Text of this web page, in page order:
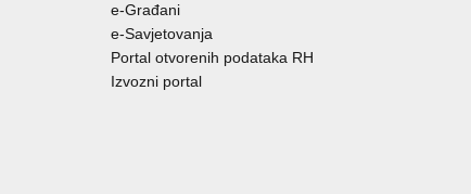
e-Građani
e-Savjetovanja
Portal otvorenih podataka RH
Izvozni portal